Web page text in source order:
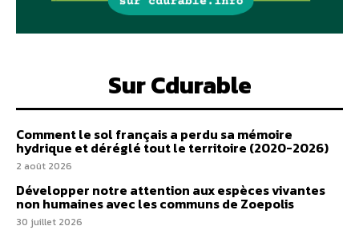
Sur Cdurable
Comment le sol français a perdu sa mémoire
hydrique et déréglé tout le territoire (2020-2026)
2 août 2026
Développer notre attention aux espèces vivantes
non humaines avec les communs de Zoepolis
30 juillet 2026